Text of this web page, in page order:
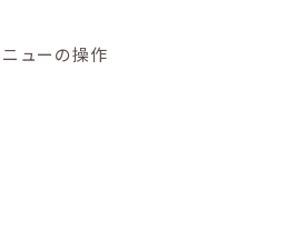
ューの操作